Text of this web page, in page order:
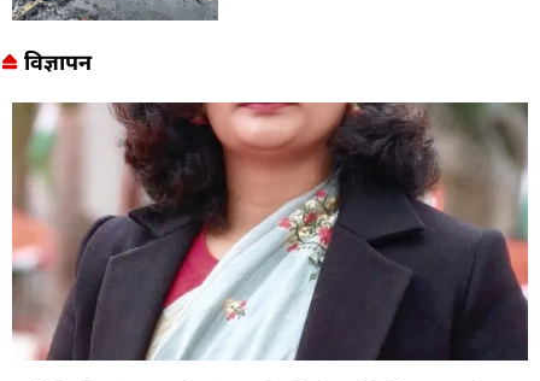
विज्ञापन